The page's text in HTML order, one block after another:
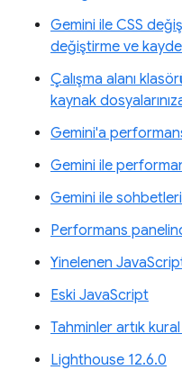
Gemini ile CSS
değiştirme ve
Çalışma alanı
kaynak
Gemini'a
Gemini ile
Gemini ile
Performans
Yinelenen
Eski JavaScript
Tahminler artık
Lighthouse 12.6.0